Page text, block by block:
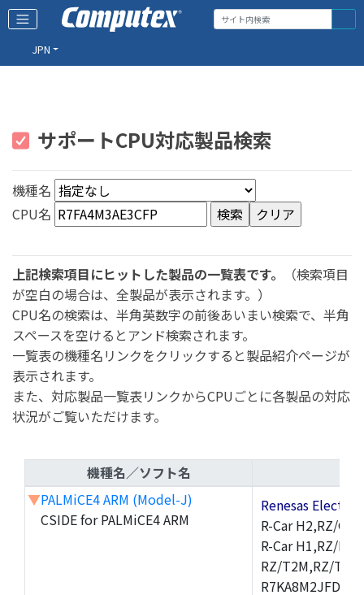
JPN
サポートCPU対応製品検索
機種名
CPU名
上記検索項目にヒットした製品の一覧表です。
（検索項目
が空白の場合は、全製品が表示されます。）
CPU名の検索は、半角英数字の前後あいまい検索で、半角
スペースを空けるとアンド検索されます。
一覧表の機種名リンクをクリックすると製品紹介ページが
表示されます。
また、対応製品一覧表リンクからCPUごとに各製品の対応
状況がご覧いただけます。
機種名／ソフト名
▼PALMiCE4 ARM (Model-J)
CSIDE for PALMiCE4 ARM
Renesas
R-Car H2,RZ/
R-Car H1,RZ/
RZ/T2M,RZ/